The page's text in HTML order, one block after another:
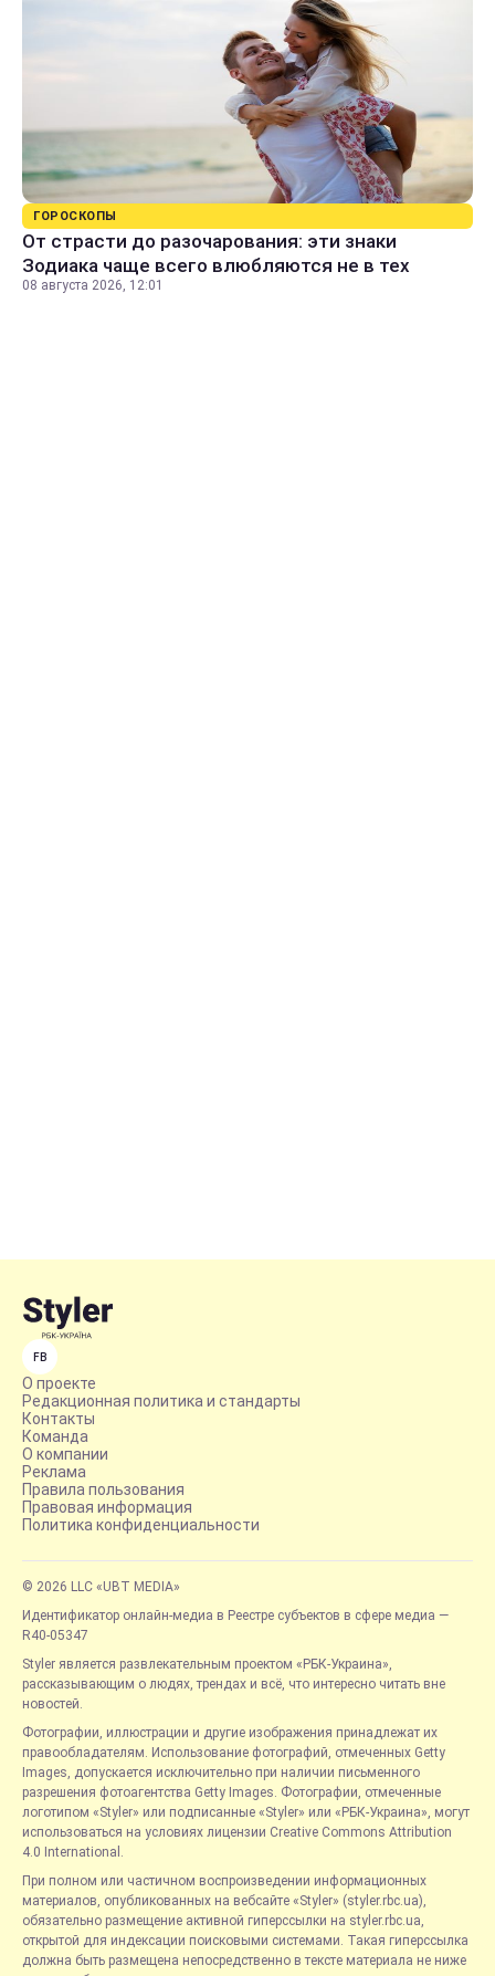
ГОРОСКОПЫ
От страсти до разочарования: эти знаки
Зодиака чаще всего влюбляются не в тех
08 августа 2026, 12:01
FB
О проекте
Редакционная политика и стандарты
Контакты
Команда
О компании
Реклама
Правила пользования
Правовая информация
Политика конфиденциальности
© 2026 LLC «UBT MEDIA»
Идентификатор онлайн-медиа в Реестре субъектов в сфере медиа —
R40-05347
Styler является развлекательным проектом «РБК-Украина»,
рассказывающим о людях, трендах и всё, что интересно читать вне
новостей.
Фотографии, иллюстрации и другие изображения принадлежат их
правообладателям. Использование фотографий, отмеченных Getty
Images, допускается исключительно при наличии письменного
разрешения фотоагентства Getty Images. Фотографии, отмеченные
логотипом «Styler» или подписанные «Styler» или «РБК-Украина», могут
использоваться на условиях лицензии Creative Commons Attribution
4.0 International.
При полном или частичном воспроизведении информационных
материалов, опубликованных на вебсайте «Styler» (styler.rbc.ua),
обязательно размещение активной гиперссылки на styler.rbc.ua,
открытой для индексации поисковыми системами. Такая гиперссылка
должна быть размещена непосредственно в тексте материала не ниже